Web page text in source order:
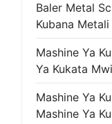
Baler Metal
Kubana
Mashine Ya
Ya Kukata
Mashine Ya
Mashine Ya